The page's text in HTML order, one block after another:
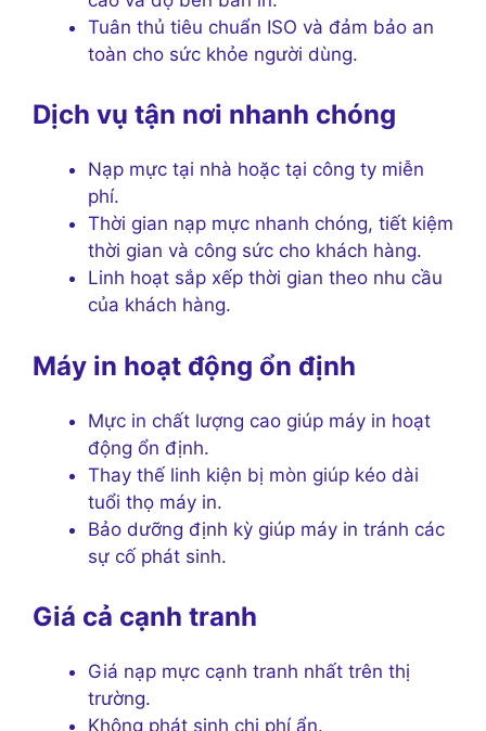
Tuân thủ tiêu chuẩn ISO và đảm bảo an
toàn cho sức khỏe người dùng.
Dịch vụ tận nơi nhanh chóng
Nạp mực tại nhà hoặc tại công ty miễn
phí.
Thời gian nạp mực nhanh chóng, tiết kiệm
thời gian và công sức cho khách hàng.
Linh hoạt sắp xếp thời gian theo nhu cầu
của khách hàng.
Máy in hoạt động ổn định
Mực in chất lượng cao giúp máy in hoạt
động ổn định.
Thay thế linh kiện bị mòn giúp kéo dài
tuổi thọ máy in.
Bảo dưỡng định kỳ giúp máy in tránh các
sự cố phát sinh.
Giá cả cạnh tranh
Giá nạp mực cạnh tranh nhất trên thị
trường.
Không phát sinh chi phí ẩn.